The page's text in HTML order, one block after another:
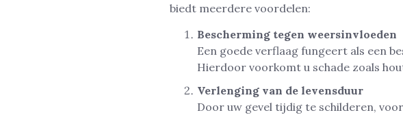
biedt meerdere voordelen:
Bescherming tegen weersinvloeden
Een goede verflaag fungeert als een
Hierdoor voorkomt u schade zoals
Verlenging van de levensduur
Door uw gevel tijdig te schilderen,